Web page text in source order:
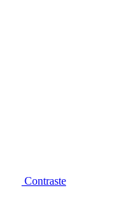
Contraste